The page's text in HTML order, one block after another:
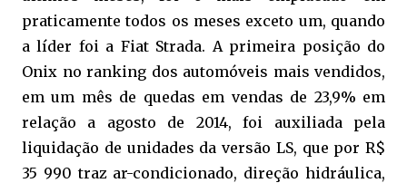
praticamente todos os meses exceto um, quando
a líder foi a Fiat Strada. A primeira posição do
Onix no ranking dos automóveis mais vendidos,
em um mês de quedas em vendas de 23,9% em
relação a agosto de 2014, foi auxiliada pela
liquidação de unidades da versão LS, que por R$
35 990 traz ar-condicionado, direção hidráulica,